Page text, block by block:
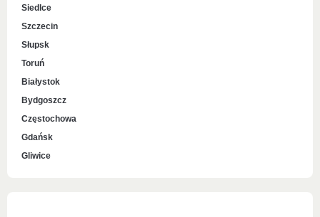
Siedlce
Szczecin
Słupsk
Toruń
Białystok
Bydgoszcz
Częstochowa
Gdańsk
Gliwice